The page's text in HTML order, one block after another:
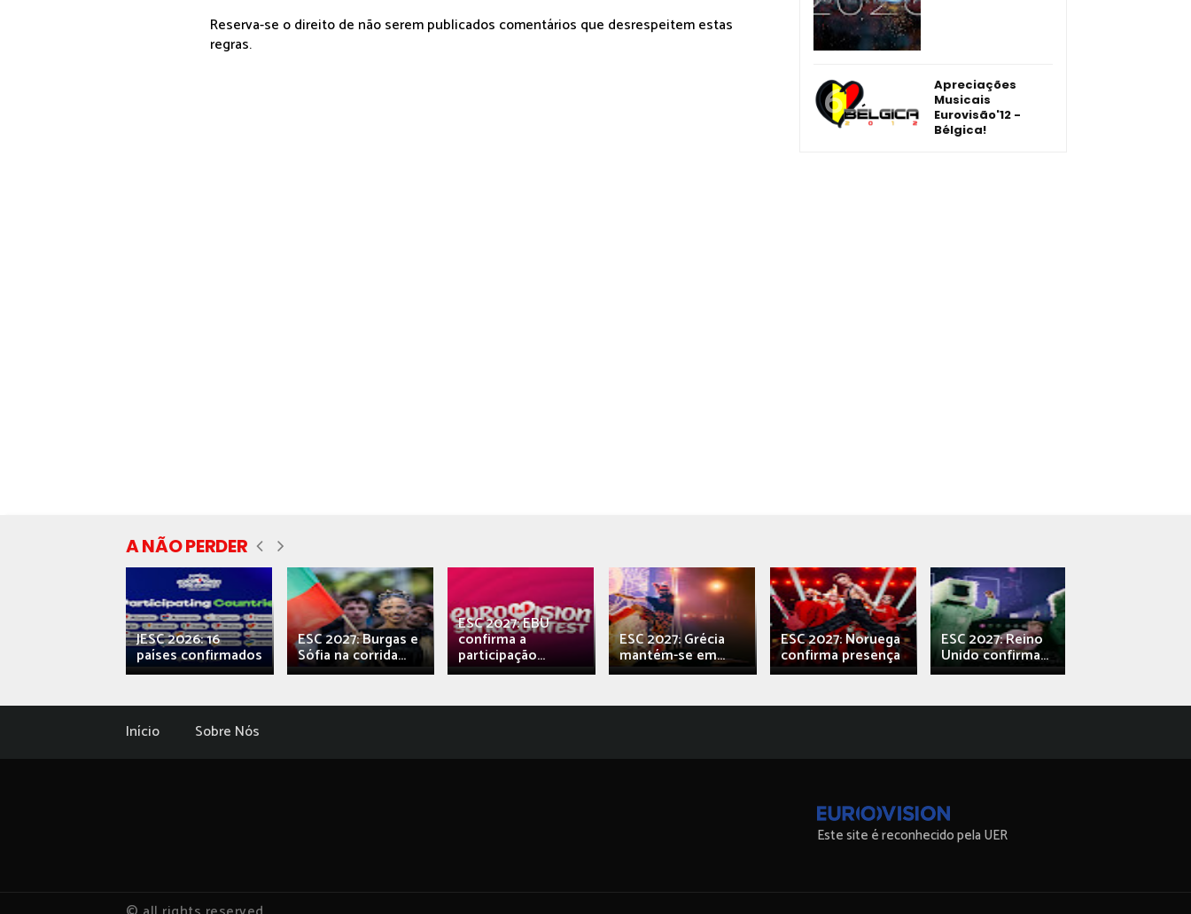
Reserva-se o direito de não serem publicados comentários que desrespeitem estas
regras.
Apreciações
Musicais
Eurovisão'12 -
Bélgica!
A NÃO PERDER
JESC 2026: 16
países confirmados
ESC 2027: Burgas e
Sófia na corrida...
ESC 2027: EBU
confirma a
participação...
ESC 2027: Grécia
mantém-se em...
ESC 2027: Noruega
confirma presença
ESC 2027: Reino
Unido confirma...
Início Sobre Nós
Este site é reconhecido pela UER